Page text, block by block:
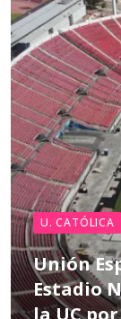
U. CATÓLICA
Unión
Estadio
la UC